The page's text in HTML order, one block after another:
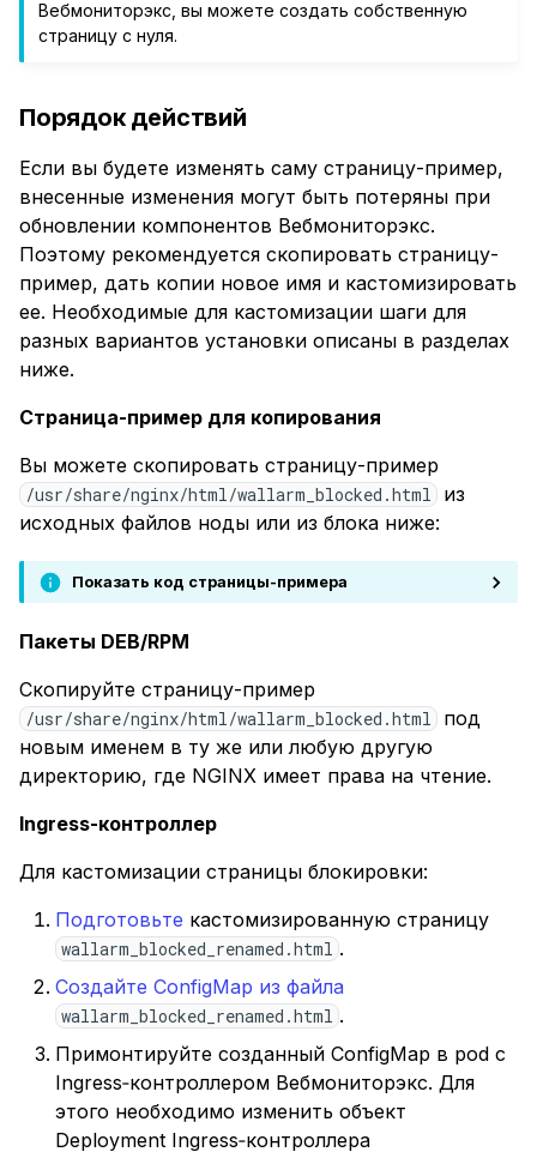
Вебмониторэкс, вы можете создать собственную
страницу с нуля.
Порядок действий
Если вы будете изменять саму страницу-пример,
внесенные изменения могут быть потеряны при
обновлении компонентов Вебмониторэкс.
Поэтому рекомендуется скопировать страницу-
пример, дать копии новое имя и кастомизировать
ее. Необходимые для кастомизации шаги для
разных вариантов установки описаны в разделах
ниже.
Страница-пример для копирования
Вы можете скопировать страницу-пример
/usr/share/nginx/html/wallarm_blocked.html
из
исходных файлов ноды или из блока ниже:
Показать код страницы-примера
Пакеты DEB/RPM
Скопируйте страницу-пример
/usr/share/nginx/html/wallarm_blocked.html
под
новым именем в ту же или любую другую
директорию, где NGINX имеет права на чтение.
Ingress-контроллер
Для кастомизации страницы блокировки:
Подготовьте кастомизированную страницу
wallarm_blocked_renamed.html .
Создайте ConfigMap из файла
wallarm_blocked_renamed.html .
Примонтируйте созданный ConfigMap в pod с
Ingress‑контроллером Вебмониторэкс. Для
этого необходимо изменить объект
Deployment Ingress‑контроллера